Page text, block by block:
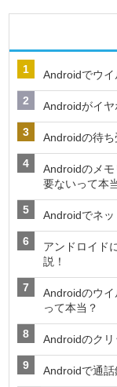
Androidでウ
Androidがイ
Androidの待
Androidのメ
要ないって本
Androidでネ
アンドロイド
説！
Androidのウ
って本当？
Androidのク
Androidで通